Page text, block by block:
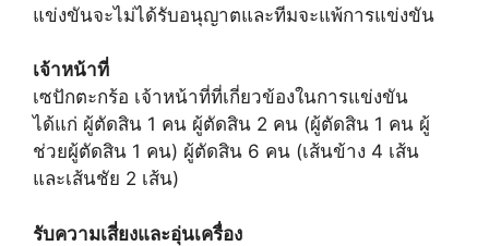
แข่งขันจะไม่ได้รับอนุญาตและทีมจะแพ้การแข่งขัน
เจ้าหน้าที่
เซปักตะกร้อ เจ้าหน้าที่ที่เกี่ยวข้องในการแข่งขัน
ได้แก่ ผู้ตัดสิน 1 คน ผู้ตัดสิน 2 คน (ผู้ตัดสิน 1 คน ผู้
ช่วยผู้ตัดสิน 1 คน) ผู้ตัดสิน 6 คน (เส้นข้าง 4 เส้น
และเส้นชัย 2 เส้น)
รับความเสี่ยงและอุ่นเครื่อง